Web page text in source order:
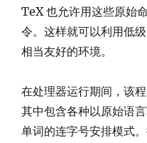
TeX 也允许用这些原始
令。这样就可以利用低
相当友好的环境。
在处理器运行期间，该
其中包含各种以原始语
单词的连字号安排模式